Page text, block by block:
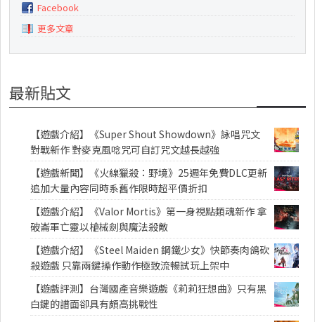
Facebook
更多文章
最新貼文
【遊戲介紹】《Super Shout Showdown》詠唱咒文
對戰新作 對麥克風唸咒可自訂咒文越長越強
【遊戲新聞】《火線獵殺：野境》25週年免費DLC更新
追加大量內容同時系舊作限時超平價折扣
【遊戲介紹】《Valor Mortis》第一身視點類魂新作 拿
破崙軍亡靈以槍械劍與魔法殺敵
【遊戲介紹】《Steel Maiden 鋼鐵少女》快節奏肉鴿砍
殺遊戲 只靠兩鍵操作動作極致流暢試玩上架中
【遊戲評測】台灣國產音樂遊戲《莉莉狂想曲》只有黑
白鍵的譜面卻具有頗高挑戰性